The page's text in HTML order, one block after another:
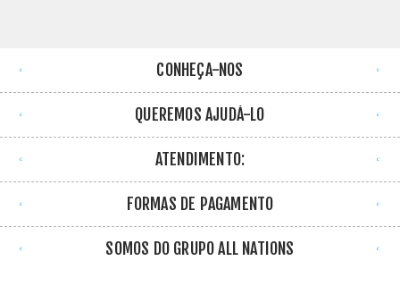
CONHEÇA-NOS
QUEREMOS AJUDÁ-LO
ATENDIMENTO:
FORMAS DE PAGAMENTO
SOMOS DO GRUPO ALL NATIONS